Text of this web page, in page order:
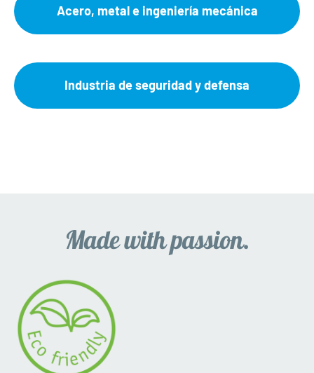
Acero, metal e ingeniería mecánica
Industria de seguridad y defensa